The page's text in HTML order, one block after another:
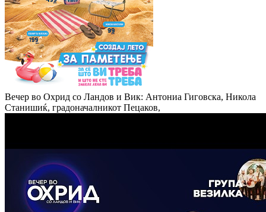
Вечер во Охрид со Ландов и Вик: Антониа Гиговска, Никола
Станишиќ, градоначалникот Пецаков,